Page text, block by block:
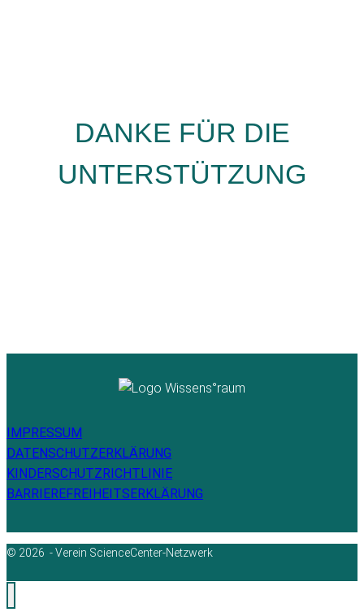
DANKE FÜR DIE
UNTERSTÜTZUNG
IMPRESSUM
DATENSCHUTZERKLÄRUNG
KINDERSCHUTZRICHTLINIE
BARRIEREFREIHEITSERKLÄRUNG
© 2026 - Verein ScienceCenter-Netzwerk